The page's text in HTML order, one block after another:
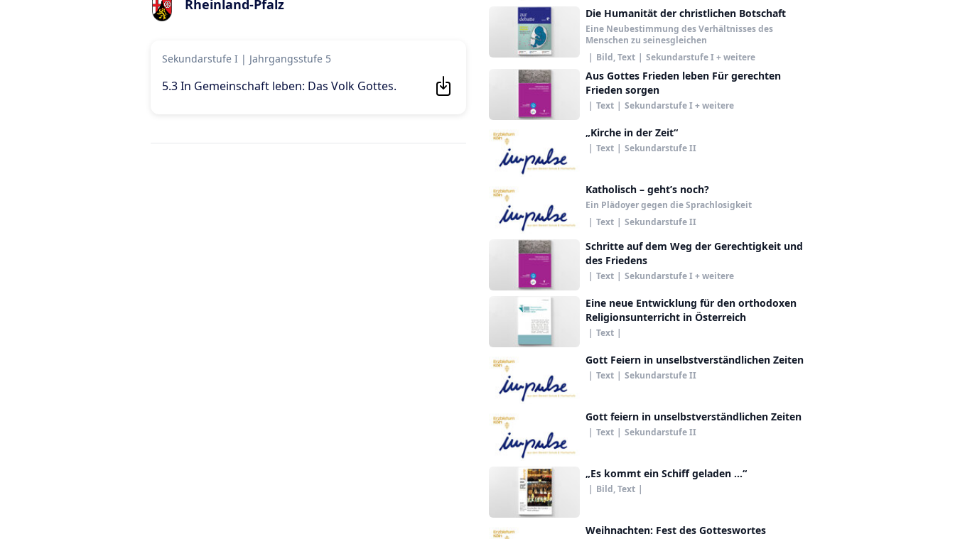
Rheinland-Pfalz
Sekundarstufe I | Jahrgangsstufe 5
5.3 In Gemeinschaft leben: Das Volk Gottes.
Die Humanität der christlichen Botschaft
Eine Neubestimmung des Verhältnisses des
Menschen zu seinesgleichen
| Bild, Text | Sekundarstufe I + weitere
Aus Gottes Frieden leben Für gerechten
Frieden sorgen
| Text | Sekundarstufe I + weitere
„Kirche in der Zeit“
| Text | Sekundarstufe II
Katholisch – geht’s noch?
Ein Plädoyer gegen die Sprachlosigkeit
| Text | Sekundarstufe II
Schritte auf dem Weg der Gerechtigkeit und
des Friedens
| Text | Sekundarstufe I + weitere
Eine neue Entwicklung für den orthodoxen
Religionsunterricht in Österreich
| Text |
Gott Feiern in unselbstverständlichen Zeiten
| Text | Sekundarstufe II
Gott feiern in unselbstverständlichen Zeiten
| Text | Sekundarstufe II
„Es kommt ein Schiff geladen ...“
| Bild, Text |
Weihnachten: Fest des Gotteswortes